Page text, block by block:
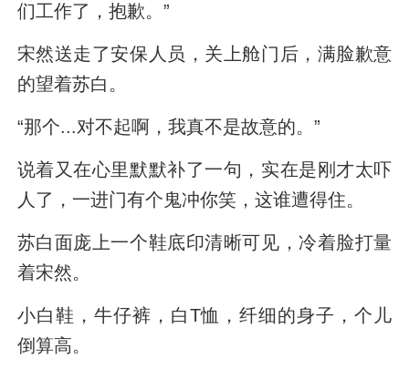
们工作了，抱歉。”
宋然送走了安保人员，关上舱门后，满脸歉意
的望着苏白。
“那个...对不起啊，我真不是故意的。”
说着又在心里默默补了一句，实在是刚才太吓
人了，一进门有个鬼冲你笑，这谁遭得住。
苏白面庞上一个鞋底印清晰可见，冷着脸打量
着宋然。
小白鞋，牛仔裤，白T恤，纤细的身子，个儿
倒算高。